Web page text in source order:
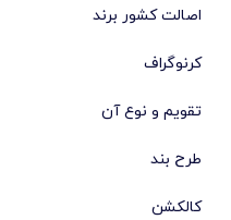
تورنادو(215)
ژاک لمن
واینر
سوئیس میلیتاری
دنیش دیزاین
اصالت کشور برند
کرنوگراف
تقویم و نوع آن
طرح بند
کالکشن